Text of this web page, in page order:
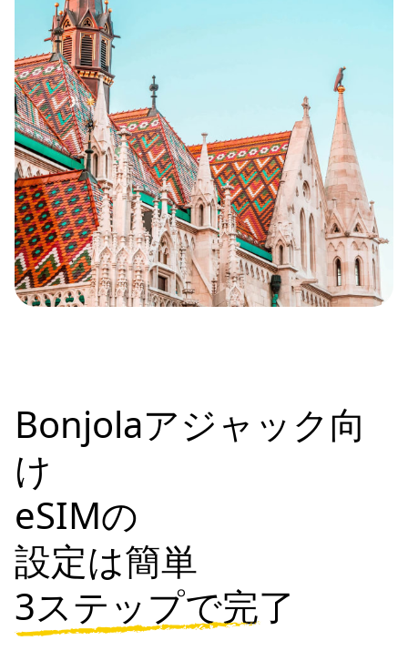
Bonjolaアジャック向
け
eSIMの
設定は簡単
3ステップで完了